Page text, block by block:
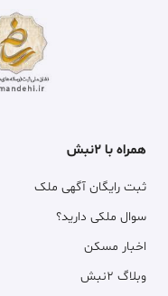
همراه با ۲نبش
ثبت رایگان آگهی ملک
سوال ملکی دارید؟
اخبار مسکن
وبلاگ ۲نبش